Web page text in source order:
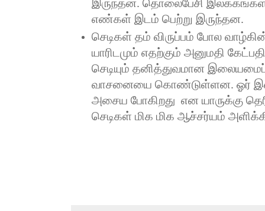
இருந்தன. தொலைபேசி
எண்கள் இடம் பெற்று இருந்தன.
செடிகள் தம் விருப்பம் போல
யாரிடமும் எதற்கும் அனுமதி
செடியும் தனித்துவமான
வாசனையை கொண்டுள்ளன. ஓர்
அசைய போகிறது என யாருக்கு
செடிகள் மிக மிக ஆச்சர்யம்